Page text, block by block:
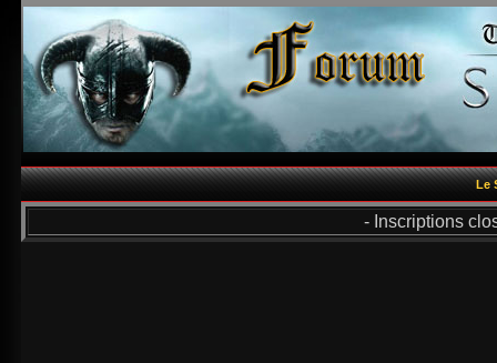
Le
- Inscriptions